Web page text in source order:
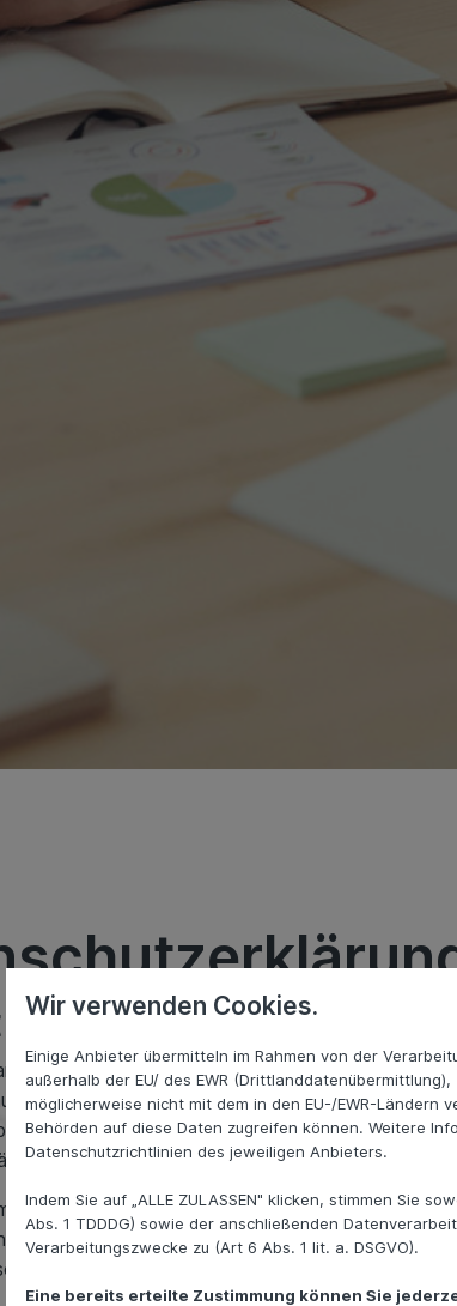
and Services GmbH (nachfolgend gemeinsam „
Ihrer personenbezogenen Daten ernst und
Ihre personenbezogenen Daten
unserer datenschutzrechtlichen
„DS-GVO“) zusätzliche Pflichten
(wir sprechen Sie als betroffene Person
Wir verwenden Cookies.
Einige Anbieter übermitteln im Rahmen von der
außerhalb der EU/ des EWR
möglicherweise nicht mit dem in den EU-/EWR-Ländern
Behörden auf diese Daten zugreifen können. Weitere
Datenschutzrichtlinien des jeweiligen Anbieters.
Indem Sie auf „ALLE ZULASSEN" klicken, stimmen Sie
Abs. 1 TDDDG) sowie der anschließenden
Verarbeitungszwecke zu (Art 6 Abs. 1 lit. a. DSGVO).
Eine bereits erteilte Zustimmung können Sie